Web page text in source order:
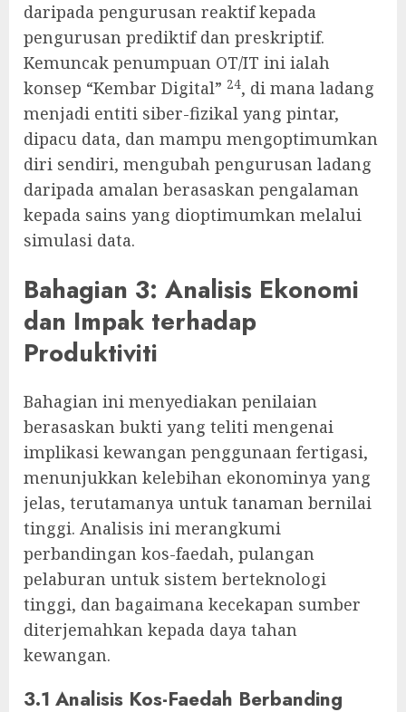
daripada pengurusan reaktif kepada
pengurusan prediktif dan preskriptif.
Kemuncak penumpuan OT/IT ini ialah
konsep “Kembar Digital” 24, di mana ladang
menjadi entiti siber-fizikal yang pintar,
dipacu data, dan mampu mengoptimumkan
diri sendiri, mengubah pengurusan ladang
daripada amalan berasaskan pengalaman
kepada sains yang dioptimumkan melalui
simulasi data.
Bahagian 3: Analisis Ekonomi
dan Impak terhadap
Produktiviti
Bahagian ini menyediakan penilaian
berasaskan bukti yang teliti mengenai
implikasi kewangan penggunaan fertigasi,
menunjukkan kelebihan ekonominya yang
jelas, terutamanya untuk tanaman bernilai
tinggi. Analisis ini merangkumi
perbandingan kos-faedah, pulangan
pelaburan untuk sistem berteknologi
tinggi, dan bagaimana kecekapan sumber
diterjemahkan kepada daya tahan
kewangan.
3.1 Analisis Kos-Faedah Berbanding